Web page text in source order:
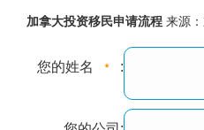
加拿大投资移民申请流程来源：
您的姓名 :